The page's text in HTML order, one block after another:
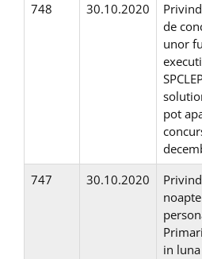
748
30.10.2020
de
unor
pot
747
30.10.2020
in